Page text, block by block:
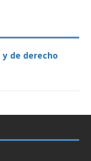
y de derecho